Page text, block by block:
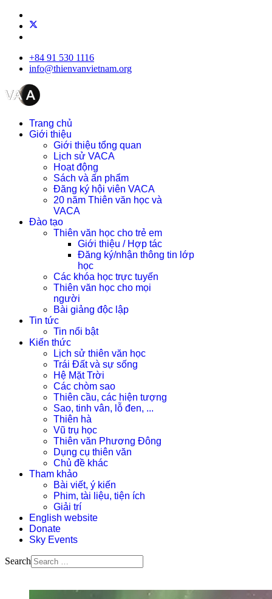
+84 91 530 1116
info@thienvanvietnam.org
Trang chủ
Giới thiệu
Giới thiệu tổng quan
Lịch sử VACA
Hoạt động
Sách và ấn phẩm
Đăng ký hội viên VACA
20 năm Thiên văn học và
VACA
Đào tạo
Thiên văn học cho trẻ em
Giới thiệu / Hợp tác
Đăng ký/nhận thông tin lớp
học
Các khóa học trực tuyến
Thiên văn học cho mọi
người
Bài giảng độc lập
Tin tức
Tin nổi bật
Kiến thức
Lịch sử thiên văn học
Trái Đất và sự sống
Hệ Mặt Trời
Các chòm sao
Thiên cầu, các hiện tượng
Sao, tinh vân, lỗ đen, ...
Thiên hà
Vũ trụ học
Thiên văn Phương Đông
Dụng cụ thiên văn
Chủ đề khác
Tham khảo
Bài viết, ý kiến
Phim, tài liệu, tiện ích
Giải trí
English website
Donate
Sky Events
Search